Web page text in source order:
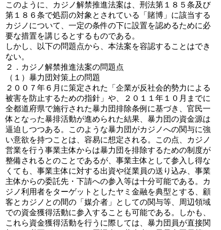
このように、カジノ解禁推進法案は、刑法第１８５条及び
第１８６条で処罰の対象とされている「賭博」に該当する
カジノについて、一定の条件の下に設置を認めるために必
要な措置を講じるとするものである。
しかし、以下の問題点から、本法案を容認することはでき
ない。
２．カジノ解禁推進法案の問題点
（１）暴力団対策上の問題
２００７年６月に策定された「企業が反社会的勢力による
被害を防止するための指針」や、２０１１年１０月までに
全都道府県で施行された暴力団排除条例に基づき、官民一
体となった暴排活動が進められた結果、暴力団の資金源は
逼迫しつつある。このような暴力団がカジノへの関与に強
い意欲を持つことは、容易に想定される。この点、カジノ
営業を行う事業主体からは暴力団を排除するための制度が
整備されるとのことであるが、事業主体として参入し得な
くても、事業主体に対する出資や従業員の送り込み、事業
主体からの委託先・下請への参入等は十分可能である。カ
ジノ利用者をターゲットとしたヤミ金融を典型とする、顧
客とカジノとの間の「媒介者」としての関与等、周辺領域
での資金獲得活動に参入することも可能である。しかも、
これら資金獲得活動を行うに際しては、暴力団員が直接関